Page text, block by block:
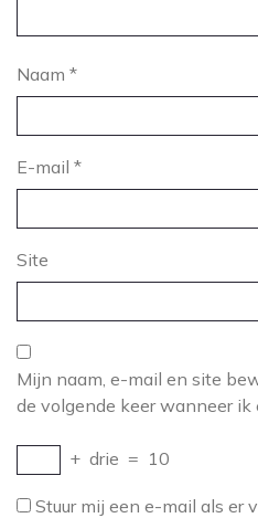
Naam *
E-mail *
Site
Mijn naam, e-mail en site
de volgende keer wanneer ik
+ drie = 10
Stuur mij een e-mail als er